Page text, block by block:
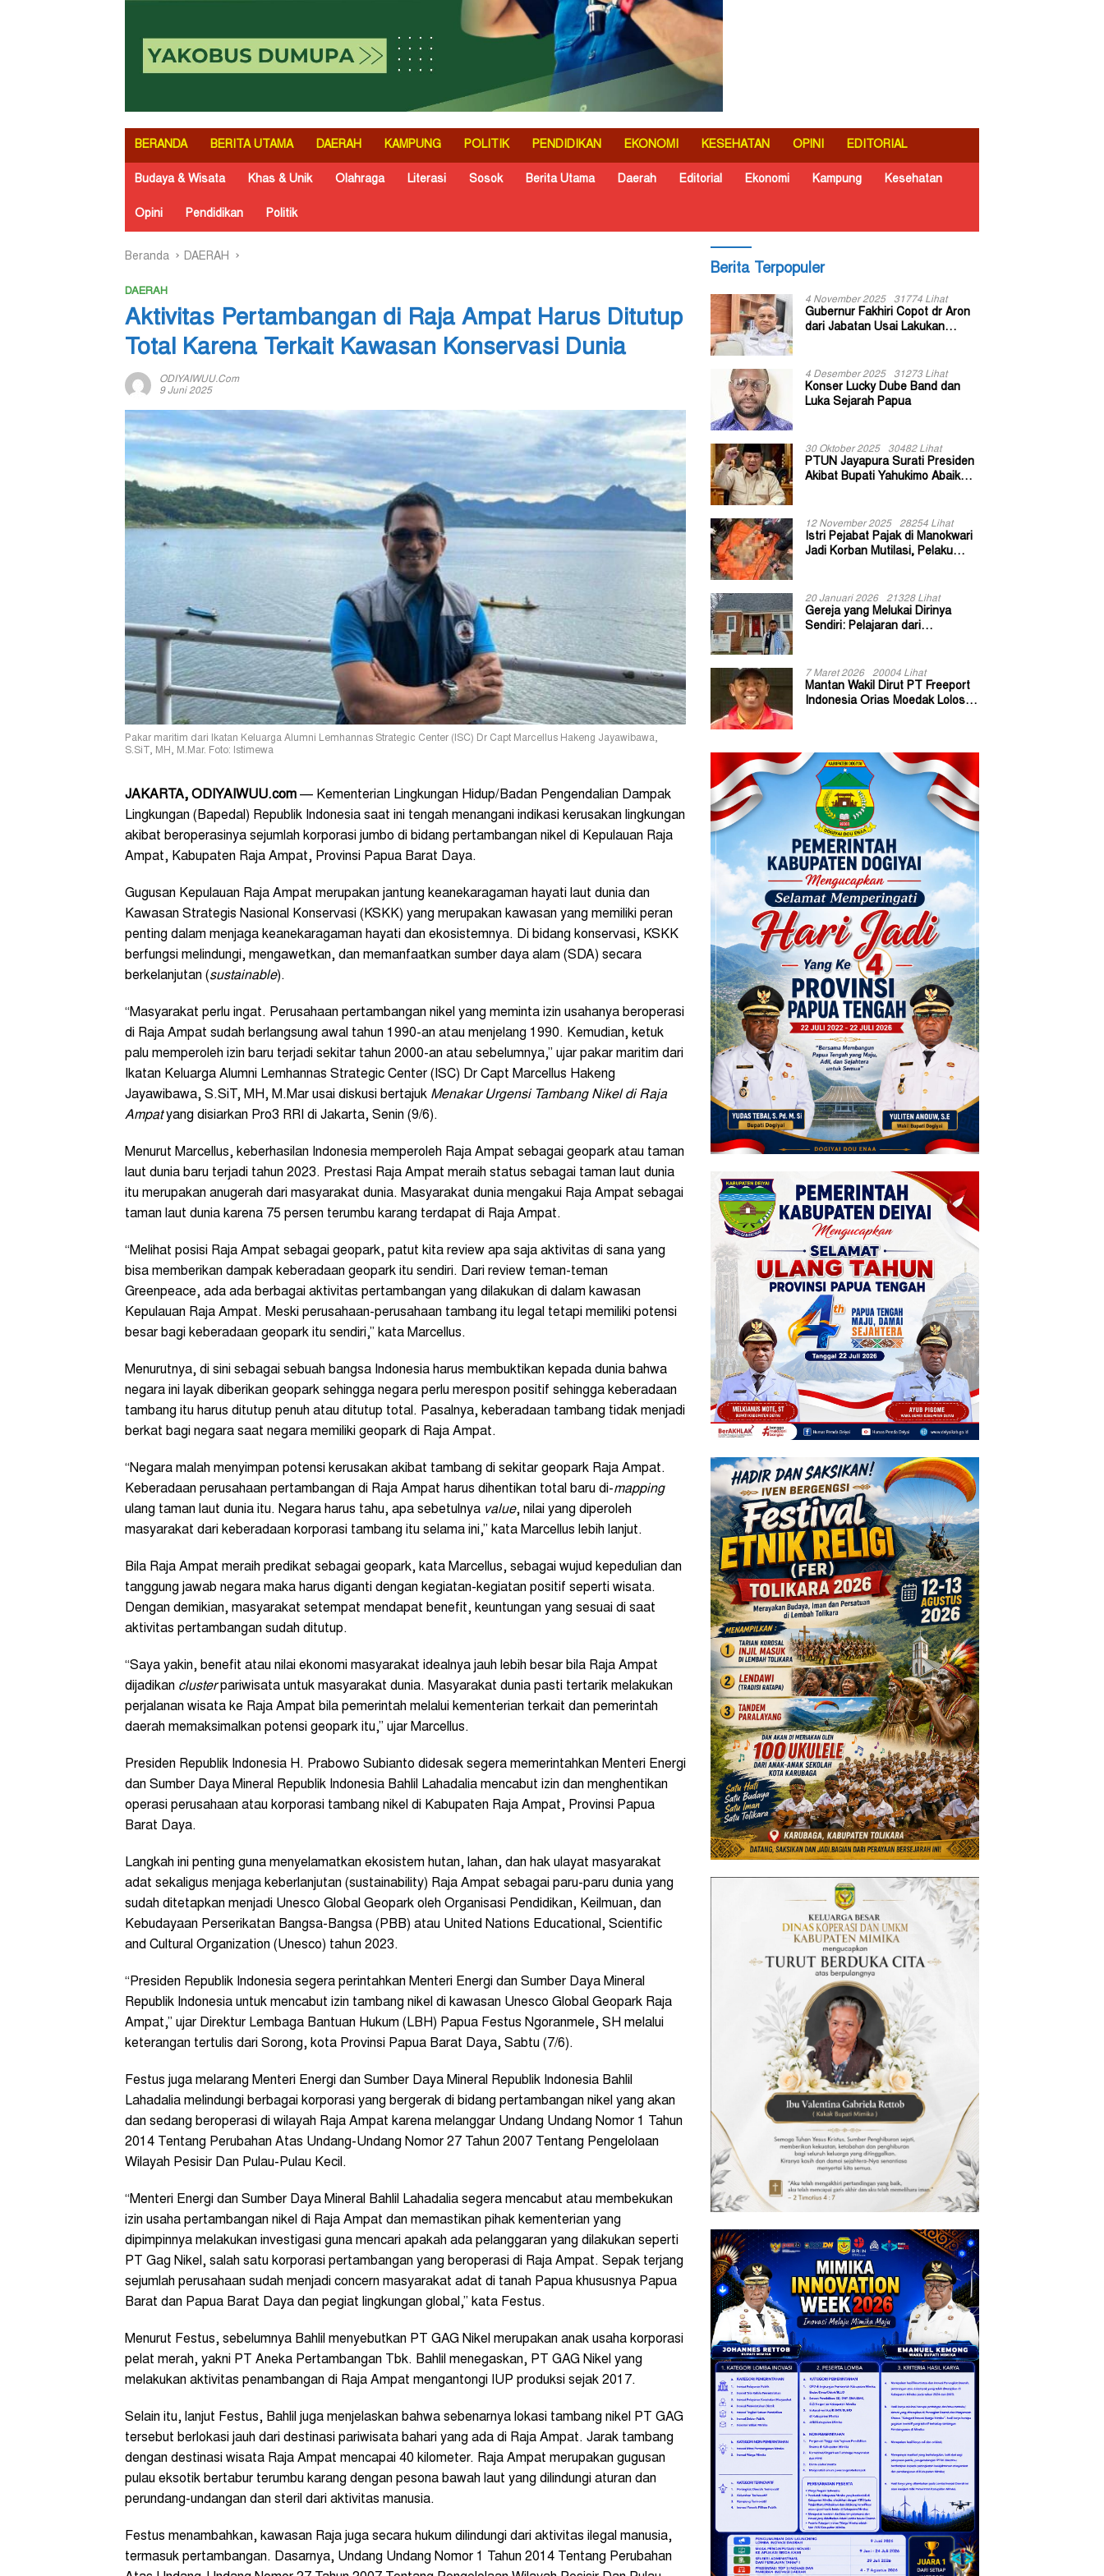
BERANDA BERITA UTAMA DAERAH KAMPUNG POLITIK PENDIDIKAN EKONOMI KESEHATAN OPINI EDITORIAL
Budaya & Wisata Khas & Unik Olahraga Literasi Sosok Berita Utama Daerah Editorial Ekonomi Kampung Kesehatan
Opini Pendidikan Politik
Beranda DAERAH
DAERAH
Aktivitas Pertambangan di Raja Ampat Harus Ditutup
Total Karena Terkait Kawasan Konservasi Dunia
ODIYAIWUU.com
9 Juni 2025
Pakar maritim dari Ikatan Keluarga Alumni Lemhannas Strategic Center (ISC) Dr Capt Marcellus Hakeng Jayawibawa,
S.SiT, MH, M.Mar. Foto: Istimewa
JAKARTA, ODIYAIWUU.com — Kementerian Lingkungan Hidup/Badan Pengendalian Dampak
Lingkungan (Bapedal) Republik Indonesia saat ini tengah menangani indikasi kerusakan lingkungan
akibat beroperasinya sejumlah korporasi jumbo di bidang pertambangan nikel di Kepulauan Raja
Ampat, Kabupaten Raja Ampat, Provinsi Papua Barat Daya.
Gugusan Kepulauan Raja Ampat merupakan jantung keanekaragaman hayati laut dunia dan
Kawasan Strategis Nasional Konservasi (KSKK) yang merupakan kawasan yang memiliki peran
penting dalam menjaga keanekaragaman hayati dan ekosistemnya. Di bidang konservasi, KSKK
berfungsi melindungi, mengawetkan, dan memanfaatkan sumber daya alam (SDA) secara
berkelanjutan (sustainable).
“Masyarakat perlu ingat. Perusahaan pertambangan nikel yang meminta izin usahanya beroperasi
di Raja Ampat sudah berlangsung awal tahun 1990-an atau menjelang 1990. Kemudian, ketuk
palu memperoleh izin baru terjadi sekitar tahun 2000-an atau sebelumnya,” ujar pakar maritim dari
Ikatan Keluarga Alumni Lemhannas Strategic Center (ISC) Dr Capt Marcellus Hakeng
Jayawibawa, S.SiT, MH, M.Mar usai diskusi bertajuk Menakar Urgensi Tambang Nikel di Raja
Ampatyang disiarkan Pro3 RRI di Jakarta, Senin (9/6).
Menurut Marcellus, keberhasilan Indonesia memperoleh Raja Ampat sebagai geopark atau taman
laut dunia baru terjadi tahun 2023. Prestasi Raja Ampat meraih status sebagai taman laut dunia
itu merupakan anugerah dari masyarakat dunia. Masyarakat dunia mengakui Raja Ampat sebagai
taman laut dunia karena 75 persen terumbu karang terdapat di Raja Ampat.
“Melihat posisi Raja Ampat sebagai geopark, patut kita review apa saja aktivitas di sana yang
bisa memberikan dampak keberadaan geopark itu sendiri. Dari review teman-teman
Greenpeace, ada ada berbagai aktivitas pertambangan yang dilakukan di dalam kawasan
Kepulauan Raja Ampat. Meski perusahaan-perusahaan tambang itu legal tetapi memiliki potensi
besar bagi keberadaan geopark itu sendiri,” kata Marcellus.
Menurutnya, di sini sebagai sebuah bangsa Indonesia harus membuktikan kepada dunia bahwa
negara ini layak diberikan geopark sehingga negara perlu merespon positif sehingga keberadaan
tambang itu harus ditutup penuh atau ditutup total. Pasalnya, keberadaan tambang tidak menjadi
berkat bagi negara saat negara memiliki geopark di Raja Ampat.
“Negara malah menyimpan potensi kerusakan akibat tambang di sekitar geopark Raja Ampat.
Keberadaan perusahaan pertambangan di Raja Ampat harus dihentikan total baru di-mapping
ulang taman laut dunia itu. Negara harus tahu, apa sebetulnya value, nilai yang diperoleh
masyarakat dari keberadaan korporasi tambang itu selama ini,” kata Marcellus lebih lanjut.
Bila Raja Ampat meraih predikat sebagai geopark, kata Marcellus, sebagai wujud kepedulian dan
tanggung jawab negara maka harus diganti dengan kegiatan-kegiatan positif seperti wisata.
Dengan demikian, masyarakat setempat mendapat benefit, keuntungan yang sesuai di saat
aktivitas pertambangan sudah ditutup.
“Saya yakin, benefit atau nilai ekonomi masyarakat idealnya jauh lebih besar bila Raja Ampat
dijadikan clusterpariwisata untuk masyarakat dunia. Masyarakat dunia pasti tertarik melakukan
perjalanan wisata ke Raja Ampat bila pemerintah melalui kementerian terkait dan pemerintah
daerah memaksimalkan potensi geopark itu,” ujar Marcellus.
Presiden Republik Indonesia H. Prabowo Subianto didesak segera memerintahkan Menteri Energi
dan Sumber Daya Mineral Republik Indonesia Bahlil Lahadalia mencabut izin dan menghentikan
operasi perusahaan atau korporasi tambang nikel di Kabupaten Raja Ampat, Provinsi Papua
Barat Daya.
Langkah ini penting guna menyelamatkan ekosistem hutan, lahan, dan hak ulayat masyarakat
adat sekaligus menjaga keberlanjutan (sustainability) Raja Ampat sebagai paru-paru dunia yang
sudah ditetapkan menjadi Unesco Global Geopark oleh Organisasi Pendidikan, Keilmuan, dan
Kebudayaan Perserikatan Bangsa-Bangsa (PBB) atau United Nations Educational, Scientific
and Cultural Organization (Unesco) tahun 2023.
“Presiden Republik Indonesia segera perintahkan Menteri Energi dan Sumber Daya Mineral
Republik Indonesia untuk mencabut izin tambang nikel di kawasan Unesco Global Geopark Raja
Ampat,” ujar Direktur Lembaga Bantuan Hukum (LBH) Papua Festus Ngoranmele, SH melalui
keterangan tertulis dari Sorong, kota Provinsi Papua Barat Daya, Sabtu (7/6).
Festus juga melarang Menteri Energi dan Sumber Daya Mineral Republik Indonesia Bahlil
Lahadalia melindungi berbagai korporasi yang bergerak di bidang pertambangan nikel yang akan
dan sedang beroperasi di wilayah Raja Ampat karena melanggar Undang Undang Nomor 1 Tahun
2014 Tentang Perubahan Atas Undang-Undang Nomor 27 Tahun 2007 Tentang Pengelolaan
Wilayah Pesisir Dan Pulau-Pulau Kecil.
“Menteri Energi dan Sumber Daya Mineral Bahlil Lahadalia segera mencabut atau membekukan
izin usaha pertambangan nikel di Raja Ampat dan memastikan pihak kementerian yang
dipimpinnya melakukan investigasi guna mencari apakah ada pelanggaran yang dilakukan seperti
PT Gag Nikel, salah satu korporasi pertambangan yang beroperasi di Raja Ampat. Sepak terjang
sejumlah perusahaan sudah menjadi concern masyarakat adat di tanah Papua khususnya Papua
Barat dan Papua Barat Daya dan pegiat lingkungan global,” kata Festus.
Menurut Festus, sebelumnya Bahlil menyebutkan PT GAG Nikel merupakan anak usaha korporasi
pelat merah, yakni PT Aneka Pertambangan Tbk. Bahlil menegaskan, PT GAG Nikel yang
melakukan aktivitas penambangan di Raja Ampat mengantongi IUP produksi sejak 2017.
Selain itu, lanjut Festus, Bahlil juga menjelaskan bahwa sebenarnya lokasi tambang nikel PT GAG
tersebut berlokasi jauh dari destinasi pariwisata bahari yang ada di Raja Ampat. Jarak tambang
dengan destinasi wisata Raja Ampat mencapai 40 kilometer. Raja Ampat merupakan gugusan
pulau eksotik bertabur terumbu karang dengan pesona bawah laut yang dilindungi aturan dan
perundang-undangan dan steril dari aktivitas manusia.
Festus menambahkan, kawasan Raja juga secara hukum dilindungi dari aktivitas ilegal manusia,
termasuk pertambangan. Dasarnya, Undang Undang Nomor 1 Tahun 2014 Tentang Perubahan
Berita Terpopuler
4 November 2025 31774 Lihat
Gubernur Fakhiri Copot dr Aron
dari Jabatan Usai Lakukan
4 Desember 2025 31273 Lihat
Konser Lucky Dube Band dan
Luka Sejarah Papua
30 Oktober 2025 30482 Lihat
PTUN Jayapura Surati Presiden
Akibat Bupati Yahukimo Abaikan
12 November 2025 28254 Lihat
Istri Pejabat Pajak di Manokwari
Jadi Korban Mutilasi, Pelaku
20 Januari 2026 21328 Lihat
Gereja yang Melukai Dirinya
Sendiri: Pelajaran dari
7 Maret 2026 20004 Lihat
Mantan Wakil Dirut PT Freeport
Indonesia Orias Moedak Lolos